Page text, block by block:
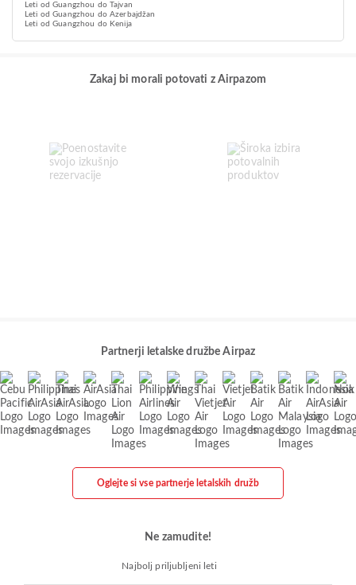
Leti od Guangzhou do Tajvan
Leti od Guangzhou do Azerbajdžan
Leti od Guangzhou do Kenija
Zakaj bi morali potovati z Airpazom
Partnerji letalske družbe Airpaz
Oglejte si vse partnerje letalskih družb
Ne zamudite!
Najbolj priljubljeni leti